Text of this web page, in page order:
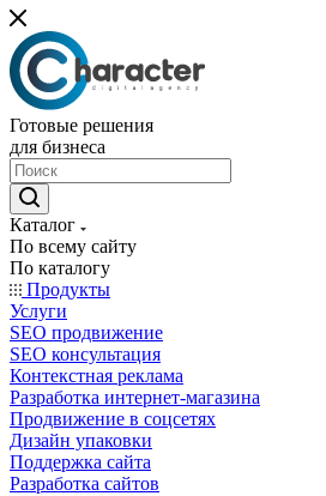
Готовые решения
для бизнеса
Каталог
По всему сайту
По каталогу
Продукты
Услуги
SEO продвижение
SEO консультация
Контекстная реклама
Разработка интернет-магазина
Продвижение в соцсетях
Дизайн упаковки
Поддержка сайта
Разработка сайтов